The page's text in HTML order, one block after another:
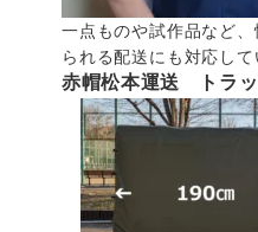
一点ものや試作品など
られる配送にも対応して
赤帽松本運送 トラッ